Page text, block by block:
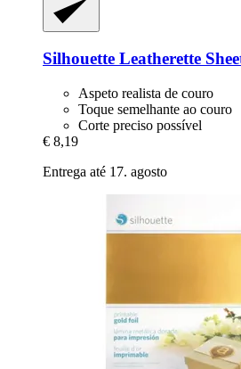
Silhouette Leatherette
Aspeto realista de couro
Toque semelhante ao couro
Corte preciso possível
€ 8,19
Entrega até 17. agosto